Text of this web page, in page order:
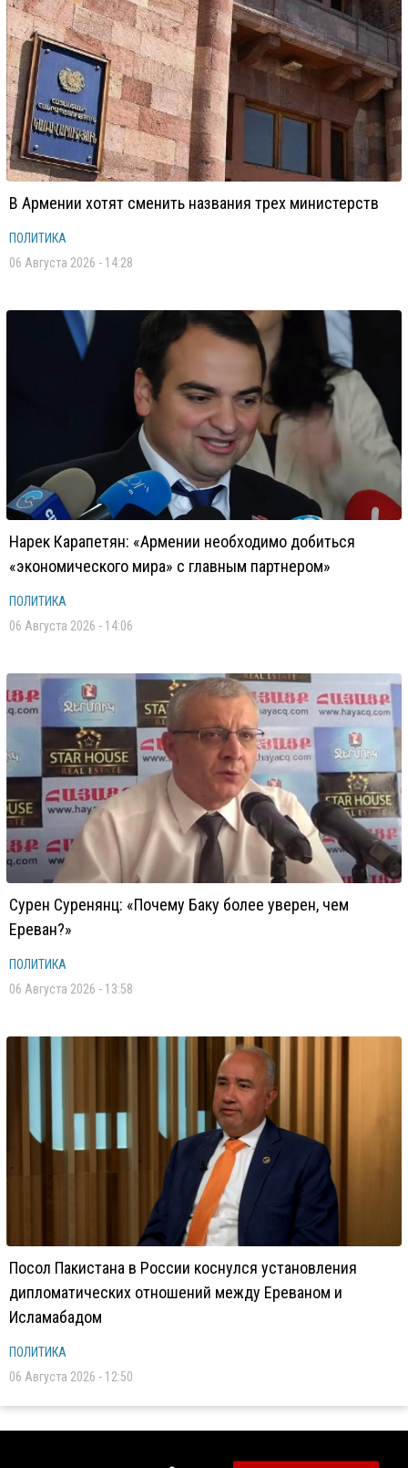
В Армении хотят сменить названия трех министерств
ПОЛИТИКА
06 Августа 2026 - 14:28
Нарек Карапетян: «Армении необходимо добиться
«экономического мира» с главным партнером»
ПОЛИТИКА
06 Августа 2026 - 14:06
Сурен Суренянц: «Почему Баку более уверен, чем
Ереван?»
ПОЛИТИКА
06 Августа 2026 - 13:58
Посол Пакистана в России коснулся установления
дипломатических отношений между Ереваном и
Исламабадом
ПОЛИТИКА
06 Августа 2026 - 12:50